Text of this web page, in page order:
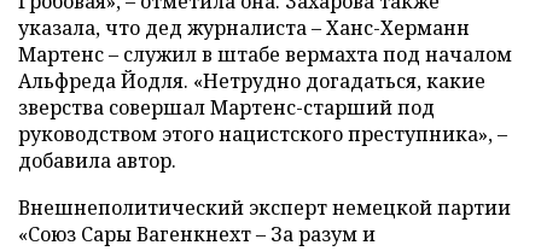
указала, что дед журналиста – Ханс-Херманн
Мартенс – служил в штабе вермахта под началом
Альфреда Йодля. «Нетрудно догадаться, какие
зверства совершал Мартенс-старший под
руководством этого нацистского преступника», –
добавила автор.
Внешнеполитический эксперт немецкой партии
«Союз Сары Вагенкнехт – За разум и